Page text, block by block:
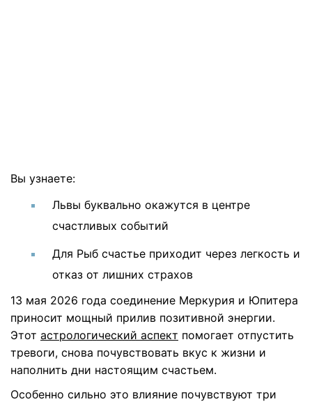
Вы узнаете:
Львы буквально окажутся в центре
счастливых событий
Для Рыб счастье приходит через легкость и
отказ от лишних страхов
13 мая 2026 года соединение Меркурия и Юпитера
приносит мощный прилив позитивной энергии.
Этот астрологический аспект помогает отпустить
тревоги, снова почувствовать вкус к жизни и
наполнить дни настоящим счастьем.
Особенно сильно это влияние почувствуют три